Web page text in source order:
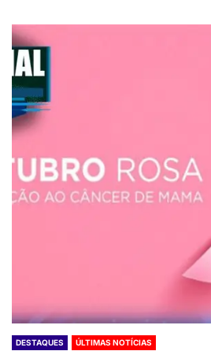
DESTAQUES ÚLTIMAS NOTÍCIAS